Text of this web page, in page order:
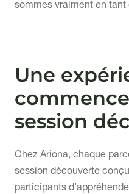
sommes vraiment en tant
Une
session
Chez Ariona, chaque
session découverte
participants